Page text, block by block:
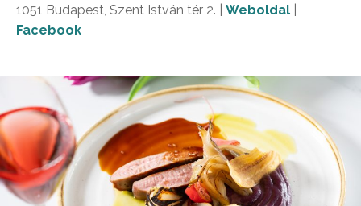
1051 Budapest, Szent István tér 2. | Weboldal
Facebook